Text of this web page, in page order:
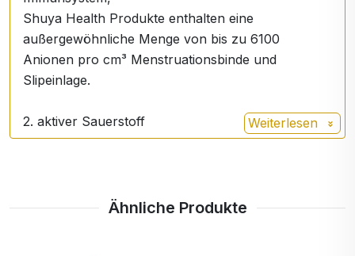
Shuya Health Produkte enthalten eine
außergewöhnliche Menge von bis zu 6100
Anionen pro cm³ Menstruationsbinde und
Slipeinlage.
2. aktiver Sauerstoff
Zirkulation zwischen dem Intimbereich und der
Weiterlesen
Ähnliche Produkte